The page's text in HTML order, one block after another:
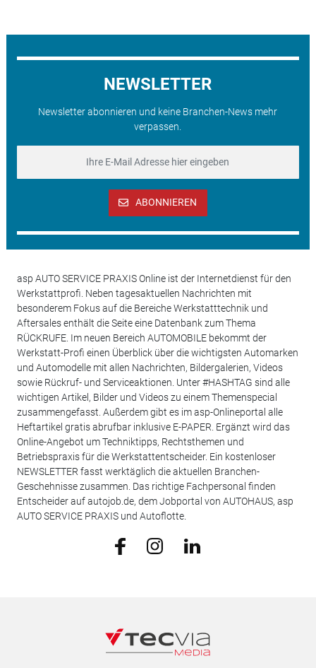
NEWSLETTER
Newsletter abonnieren und keine Branchen-News mehr
verpassen.
ABONNIEREN
asp AUTO SERVICE PRAXIS Online ist der Internetdienst für den
Werkstattprofi. Neben tagesaktuellen Nachrichten mit
besonderem Fokus auf die Bereiche Werkstatttechnik und
Aftersales enthält die Seite eine Datenbank zum Thema
RÜCKRUFE. Im neuen Bereich AUTOMOBILE bekommt der
Werkstatt-Profi einen Überblick über die wichtigsten Automarken
und Automodelle mit allen Nachrichten, Bildergalerien, Videos
sowie Rückruf- und Serviceaktionen. Unter #HASHTAG sind alle
wichtigen Artikel, Bilder und Videos zu einem Themenspecial
zusammengefasst. Außerdem gibt es im asp-Onlineportal alle
Heftartikel gratis abrufbar inklusive E-PAPER. Ergänzt wird das
Online-Angebot um Techniktipps, Rechtsthemen und
Betriebspraxis für die Werkstattentscheider. Ein kostenloser
NEWSLETTER fasst werktäglich die aktuellen Branchen-
Geschehnisse zusammen. Das richtige Fachpersonal finden
Entscheider auf autojob.de, dem Jobportal von AUTOHAUS, asp
AUTO SERVICE PRAXIS und Autoflotte.